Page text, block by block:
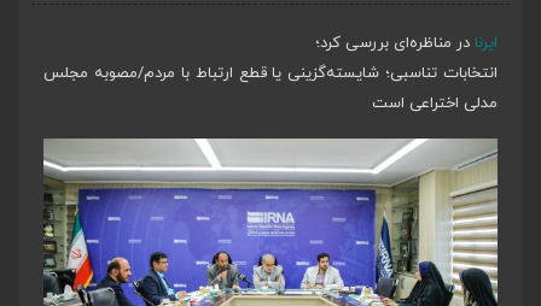
ایرنا در مناظره‌ای بررسی کرد؛
انتخابات تناسبی؛ شایسته‌گزینی یا قطع ارتباط با مردم/مصوبه مجلس
مدلی اختراعی است